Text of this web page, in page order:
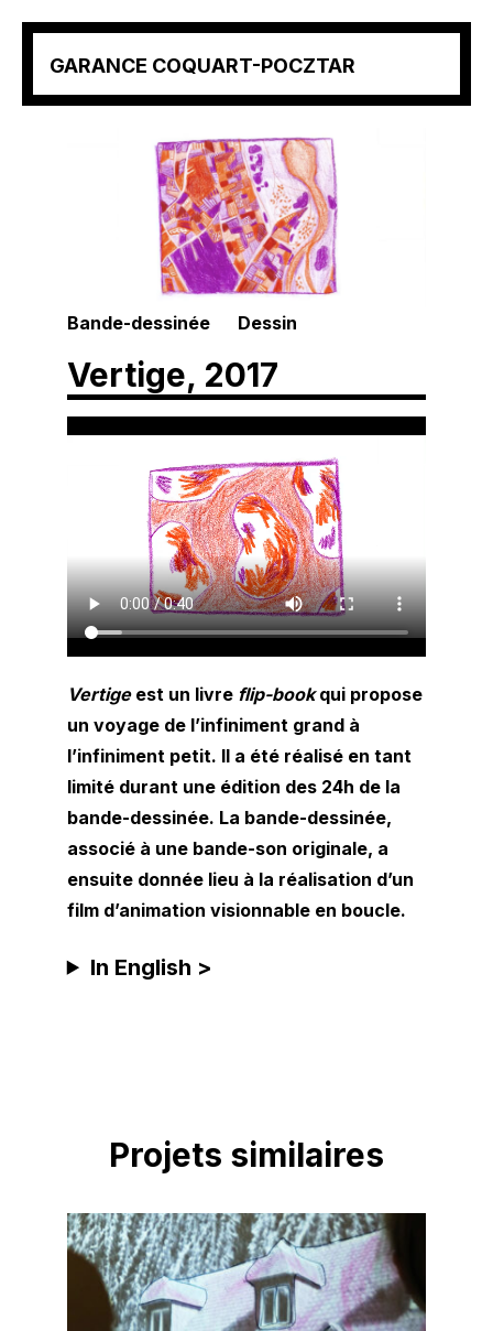
Aller
GARANCE COQUART-POCZTAR
Bande-dessinée Dessin
Vertige, 2017
Vertigeest un livre flip-bookqui propose
un voyage de l’infiniment grand à
l’infiniment petit. Il a été réalisé en tant
limité durant une édition des 24h de la
bande-dessinée. La bande-dessinée,
associé à une bande-son originale, a
ensuite donnée lieu à la réalisation d’un
film d’animation visionnable en boucle.
In English >
Projets similaires